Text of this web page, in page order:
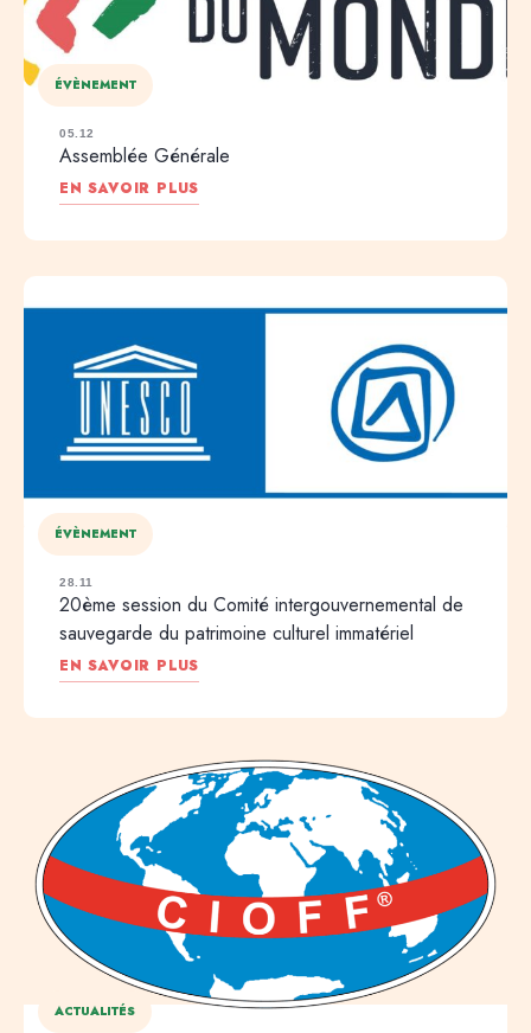
ÉVÈNEMENT
05.12
Assemblée Générale
EN SAVOIR PLUS
ÉVÈNEMENT
28.11
20ème session du Comité intergouvernemental de
sauvegarde du patrimoine culturel immatériel
EN SAVOIR PLUS
ACTUALITÉS